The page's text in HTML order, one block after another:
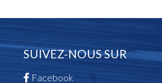
SUIVEZ-NOUS SUR
Facebook